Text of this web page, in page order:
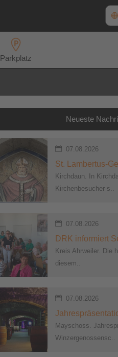
Parkplatz
Neueste
07.08.2026
St. Lambertus-
Kirchdaun. In
Kirchenbesucher s..
07.08.2026
DRK informiert
Kreis Ahrweiler. Die
diesem..
07.08.2026
Mayschoss.
Winzergenossensc..